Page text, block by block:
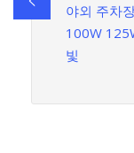
야외 주차
100W
빛